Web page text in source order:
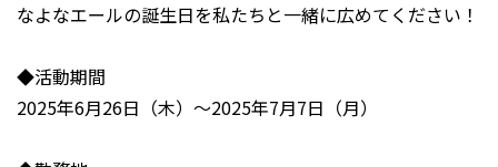
なよなエールの誕生日を私たちと一緒に広めてください！
◆活動期間
2025年6月26日（木）～2025年7月7日（月）